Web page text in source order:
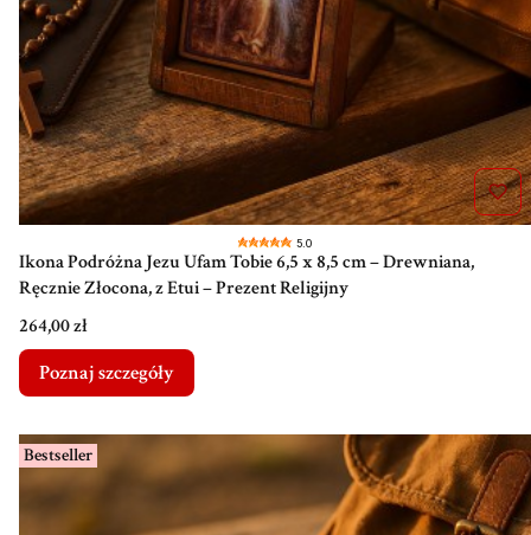
5.0
Ikona Podróżna Jezu Ufam Tobie 6,5 x 8,5 cm – Drewniana,
Ręcznie Złocona, z Etui – Prezent Religijny
Cena
264,00 zł
Poznaj szczegóły
Bestseller